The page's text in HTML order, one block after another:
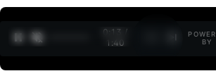
0:15 /
1:40
BY